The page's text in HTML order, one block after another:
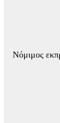
Νόμιμος